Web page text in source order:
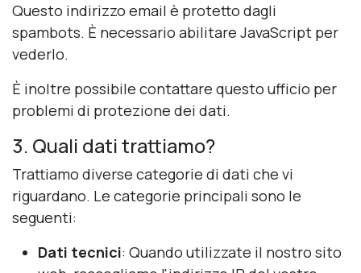
Questo indirizzo email è protetto dagli
spambots. È necessario abilitare JavaScript per
vederlo.
È inoltre possibile contattare questo ufficio per
problemi di protezione dei dati.
3. Quali dati trattiamo?
Trattiamo diverse categorie di dati che vi
riguardano. Le categorie principali sono le
seguenti:
Dati tecnici: Quando utilizzate il nostro sito